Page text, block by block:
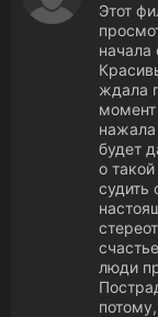
Этот
начала
ждала
момент
будет
о
судить
люди